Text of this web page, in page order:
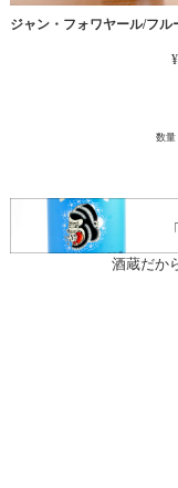
ジャン・フォワヤール/フル
数量
酒蔵だか